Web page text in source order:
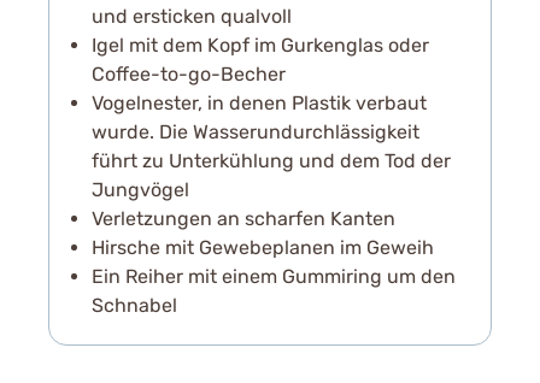
und ersticken qualvoll
Igel mit dem Kopf im Gurkenglas oder
Coffee-to-go-Becher
Vogelnester, in denen Plastik verbaut
wurde. Die Wasserundurchlässigkeit
führt zu Unterkühlung und dem Tod der
Jungvögel
Verletzungen an scharfen Kanten
Hirsche mit Gewebeplanen im Geweih
Ein Reiher mit einem Gummiring um den
Schnabel